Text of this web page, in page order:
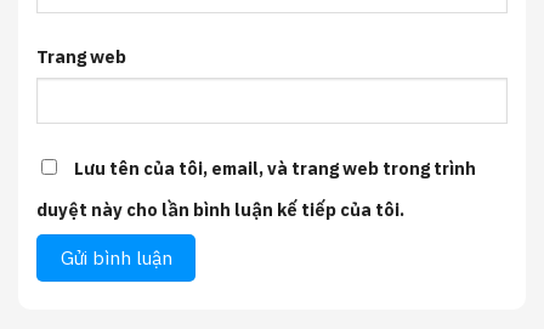
Trang web
Lưu tên của tôi, email, và trang web trong trình
duyệt này cho lần bình luận kế tiếp của tôi.